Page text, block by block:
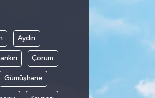
Aydın
Çorum
Gümüşhane